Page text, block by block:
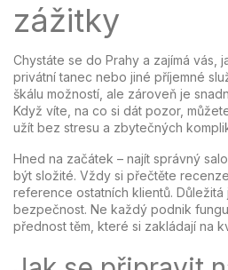
zážitky
Chystáte se do Prahy a zajímá vás,
privátní tanec nebo jiné příjemné
škálu možností, ale zároveň je
Když víte, na co si dát pozor,
užít bez stresu a zbytečných
Hned na začátek – najít správný
být složité. Vždy si přečtěte
reference ostatních klientů. Důležitá
bezpečnost. Ne každý podnik
přednost těm, které si zakládají na